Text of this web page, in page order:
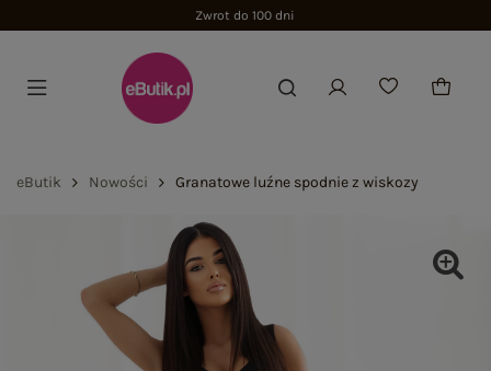
Zwrot do 100 dni
eButik Nowości Granatowe luźne spodnie z wiskozy